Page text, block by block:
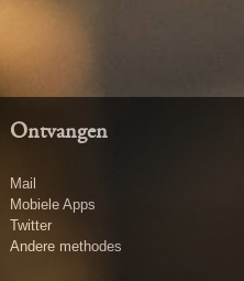
Ontvangen
Mail
Mobiele Apps
Twitter
Andere methodes